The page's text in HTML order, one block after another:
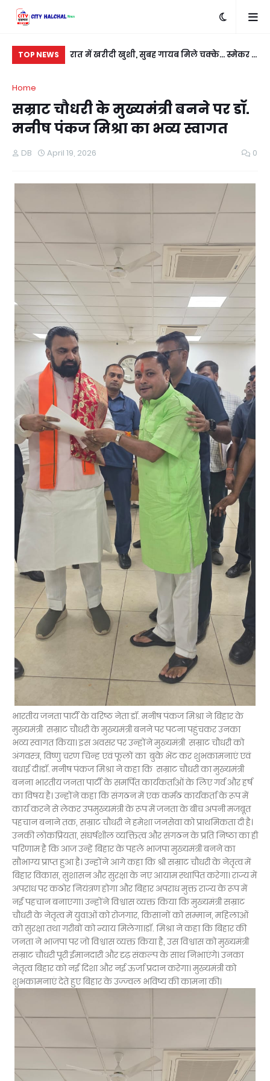
TOP NEWS
बदला लेने के लिए
रात में खरीदी खुशी, सुबह गायब मिले चक्के... स्मेकर ने
Home
सम्राट चौधरी के मुख्यमंत्री बनने पर डॉ.
मनीष पंकज मिश्रा का भव्य स्वागत
DB April 19, 2026 0
भारतीय जनता पार्टी के वरिष्ठ नेता डॉ. मनीष पंकज मिश्रा ने बिहार के
मुख्यमंत्री सम्राट चौधरी के मुख्यमंत्री बनने पर पटना पहुंचकर उनका
भव्य स्वागत किया। इस अवसर पर उन्होंने मुख्यमंत्री सम्राट चौधरी को
अंगवस्त्र, विष्णु चरण चिन्ह एवं फूलों का बुके भेंट कर शुभकामनाएं एवं
बधाई दी।डॉ. मनीष पंकज मिश्रा ने कहा कि सम्राट चौधरी का मुख्यमंत्री
बनना भारतीय जनता पार्टी के समर्पित कार्यकर्ताओं के लिए गर्व और हर्ष
का विषय है। उन्होंने कहा कि संगठन में एक कर्मठ कार्यकर्ता के रूप में
कार्य करने से लेकर उपमुख्यमंत्री के रूप में जनता के बीच अपनी मजबूत
पहचान बनाने तक, सम्राट चौधरी ने हमेशा जनसेवा को प्राथमिकता दी है।
उनकी लोकप्रियता, संघर्षशील व्यक्तित्व और संगठन के प्रति निष्ठा का ही
परिणाम है कि आज उन्हें बिहार के पहले भाजपा मुख्यमंत्री बनने का
सौभाग्य प्राप्त हुआ है। उन्होंने आगे कहा कि श्री सम्राट चौधरी के नेतृत्व में
बिहार विकास, सुशासन और सुरक्षा के नए आयाम स्थापित करेगा। राज्य में
अपराध पर कठोर नियंत्रण होगा और बिहार अपराध मुक्त राज्य के रूप में
नई पहचान बनाएगा। उन्होंने विश्वास व्यक्त किया कि मुख्यमंत्री सम्राट
चौधरी के नेतृत्व में युवाओं को रोजगार, किसानों को सम्मान, महिलाओं
को सुरक्षा तथा गरीबों को न्याय मिलेगा।डॉ. मिश्रा ने कहा कि बिहार की
जनता ने भाजपा पर जो विश्वास व्यक्त किया है, उस विश्वास को मुख्यमंत्री
सम्राट चौधरी पूरी ईमानदारी और दृढ़ संकल्प के साथ निभाएंगे। उनका
नेतृत्व बिहार को नई दिशा और नई ऊर्जा प्रदान करेगा। मुख्यमंत्री को
शुभकामनाएं देते हुए बिहार के उज्ज्वल भविष्य की कामना की।